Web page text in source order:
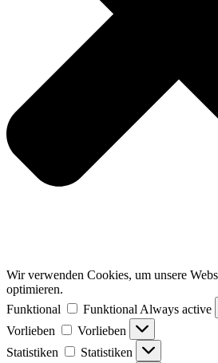
Wir verwenden Cookies, um unsere
optimieren.
Funktional
Funktional Always active
Vorlieben
Vorlieben
Statistiken
Statistiken